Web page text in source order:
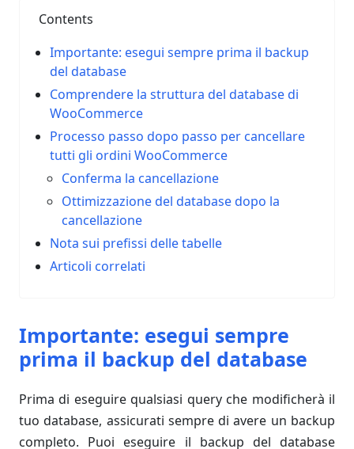
Contents
Importante: esegui sempre prima il backup
del database
Comprendere la struttura del database di
WooCommerce
Processo passo dopo passo per cancellare
tutti gli ordini WooCommerce
Conferma la cancellazione
Ottimizzazione del database dopo la
cancellazione
Nota sui prefissi delle tabelle
Articoli correlati
Importante: esegui sempre
prima il backup del database
Prima di eseguire qualsiasi query che modificherà il
tuo database, assicurati sempre di avere un backup
completo. Puoi eseguire il backup del database